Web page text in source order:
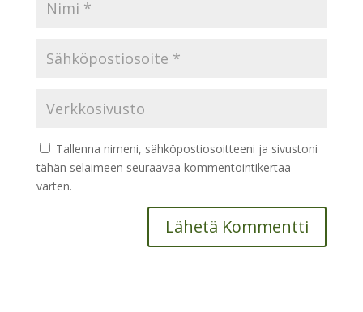
Tallenna nimeni, sähköpostiosoitteeni ja sivustoni
tähän selaimeen seuraavaa kommentointikertaa
varten.